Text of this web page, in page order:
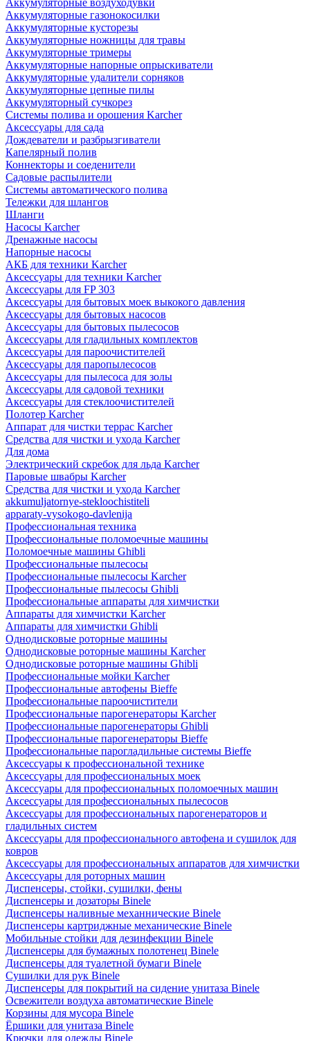
Аккумуляторные воздуходувки
Аккумуляторные газонокосилки
Аккумуляторные кусторезы
Аккумуляторные ножницы для травы
Аккумуляторные тримеры
Аккумуляторные напорные опрыскиватели
Аккумуляторные удалители сорняков
Аккумуляторные цепные пилы
Аккумуляторный сучкорез
Системы полива и орошения Karcher
Аксессуары для сада
Дождеватели и разбрызгиватели
Капелярный полив
Коннекторы и соеденители
Садовые распылители
Системы автоматического полива
Тележки для шлангов
Шланги
Насосы Karcher
Дренажные насосы
Напорные насосы
АКБ для техники Karcher
Аксессуары для техники Karcher
Аксессуары для FP 303
Аксессуары для бытовых моек выкокого давления
Аксессуары для бытовых насосов
Аксессуары для бытовых пылесосов
Аксессуары для гладильных комплектов
Аксессуары для пароочистителей
Аксессуары для паропылесосов
Аксессуары для пылесоса для золы
Аксессуары для садовой техники
Аксессуары для стеклоочистителей
Полотер Karcher
Аппарат для чистки террас Karcher
Средства для чистки и ухода Karcher
Для дома
Электрический скребок для льда Karcher
Паровые швабры Karcher
Средства для чистки и ухода Karcher
akkumuljatornye-stekloochistiteli
apparaty-vysokogo-davlenija
Профессиональная техника
Профессиональные поломоечные машины
Поломоечные машины Ghibli
Профессиональные пылесосы
Профессиональные пылесосы Karcher
Профессиональные пылесосы Ghibli
Профессиональные аппараты для химчистки
Аппараты для химчистки Karcher
Аппараты для химчистки Ghibli
Однодисковые роторные машины
Однодисковые роторные машины Karcher
Однодисковые роторные машины Ghibli
Профессиональные мойки Karcher
Профессиональные автофены Bieffe
Профессиональные пароочистители
Профессиональные парогенераторы Karcher
Профессиональные парогенераторы Ghibli
Профессиональные парогенераторы Bieffe
Профессиональные парогладильные системы Bieffe
Аксессуары к профессиональной технике
Аксессуары для профессиональных моек
Аксессуары для профессиональных поломоечных машин
Аксессуары для профессиональных пылесосов
Аксессуары для профессиональных парогенераторов и
гладильных систем
Аксессуары для профессионального автофена и сушилок для
ковров
Аксессуары для профессиональных аппаратов для химчистки
Аксессуары для роторных машин
Диспенсеры, стойки, сушилки, фены
Диспенсеры и дозаторы Binele
Диспенсеры наливные механнические Binele
Диспенсеры картриджные механические Binele
Мобильные стойки для дезинфекции Binele
Диспенсеры для бумажных полотенец Binele
Диспенсеры для туалетной бумаги Binele
Сушилки для рук Binele
Диспенсеры для покрытий на сидение унитаза Binele
Освежители воздуха автоматические Binele
Корзины для мусора Binele
Ёршики для унитаза Binele
Крючки для одежды Binele